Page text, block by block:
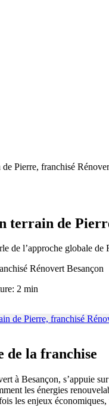
Pierre, franchisé
terrain de
de l’approche globale
Rénovert Besançon
2 min
de la franchise
à Besançon, s’appuie
les énergies
les enjeux